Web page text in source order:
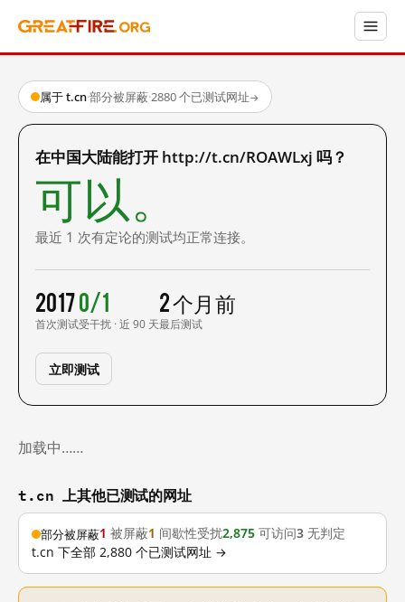
属于 t.cn·部分被屏蔽·2880 个已测试网址→
在中国大陆能打开 http://t.cn/ROAWLxj 吗？
可以。
最近 1 次有定论的测试均正常连接。
2017
首次测试
0/1
受干扰 · 近 90 天
2 个月前
最后测试
立即测试
加载中……
t.cn 上其他已测试的网址
部分被屏蔽1 被屏蔽1 间歇性受扰2,875 可访问3 无判定
t.cn 下全部 2,880 个已测试网址 →